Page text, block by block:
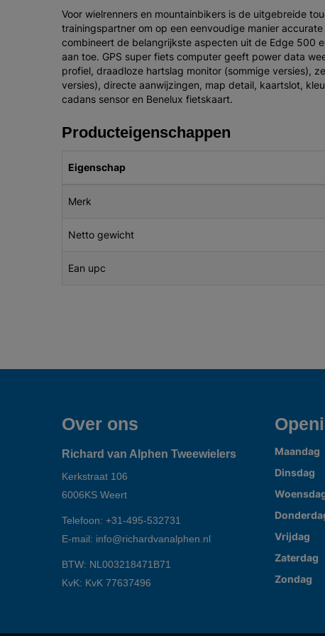
Voor wielrenners en mountainbikers is de uitgebreide
trainingspartner om op een eenvoudige manier
combineert de belangrijkste aspecten uit de Edge 500
aan toe. GPS super fiets computer geeft power data
profiel, draadloze hartslag monitor (sommige versies),
versies), directe aanwijzingen, map detail, kaartslot,
cadans sensor en Benelux fietskaart.
Producteigenschappen
Eigenschap
Merk
Netto gewicht
Ean upc
Over ons
Richard van Alphen Tweewielers
Kerkstraat 106
6006KS Weert
Telefoon: +31-495-532731
E-mail: info@richardvanalphen.nl
BTW: NL003218471B71
KvK: KvK 77637496
Maandag
Dinsdag
Vrijdag
Zaterdag
Zondag